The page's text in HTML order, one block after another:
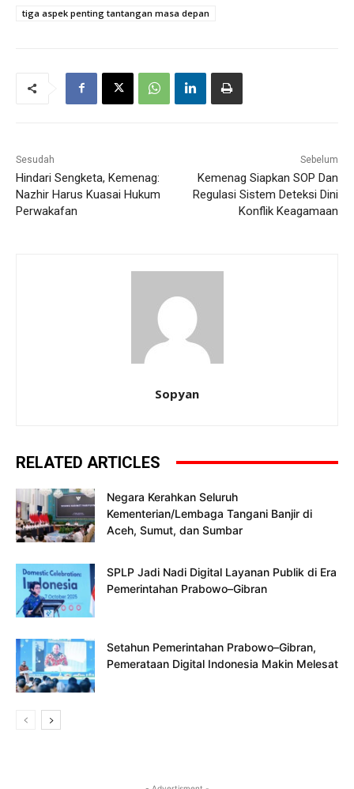
tiga aspek penting tantangan masa depan
Sesudah
Hindari Sengketa, Kemenag:
Nazhir Harus Kuasai Hukum
Perwakafan
Sebelum
Kemenag Siapkan SOP Dan
Regulasi Sistem Deteksi Dini
Konflik Keagamaan
Sopyan
RELATED ARTICLES
Negara Kerahkan Seluruh
Kementerian/Lembaga Tangani Banjir di
Aceh, Sumut, dan Sumbar
SPLP Jadi Nadi Digital Layanan Publik di Era
Pemerintahan Prabowo–Gibran
Setahun Pemerintahan Prabowo–Gibran,
Pemerataan Digital Indonesia Makin Melesat